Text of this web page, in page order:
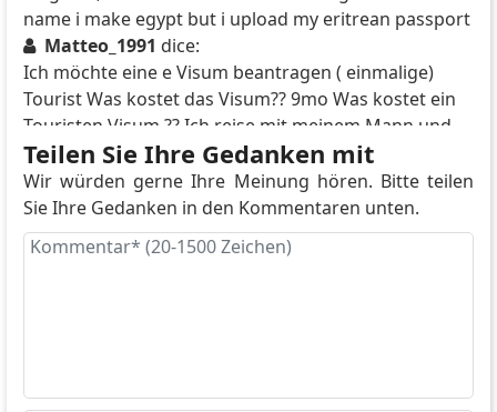
name i make egypt but i upload my eritrean passport
Matteo_1991 dice:
Ich möchte eine e Visum beantragen ( einmalige)
Tourist Was kostet das Visum?? 9mo Was kostet ein
Touristen Visum ?? Ich reise mit meinem Mann und
meine zwei Kinder nach marsa aalam für eine Woche
Von 11.06. Bis 18.06.
Glen H Smithdice:
I’m 74 years old, a retired teacher and I want to see
Egypt— my USA passport expires soon and I have a
Teilen Sie Ihre Gedanken mit
Wir würden gerne Ihre Meinung hören. Bitte teilen
Sie Ihre Gedanken in den Kommentaren unten.